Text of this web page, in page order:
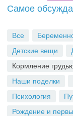
Самое
Все
Детские вещи
Кормление
Наши поделки
Психология
Рождение и